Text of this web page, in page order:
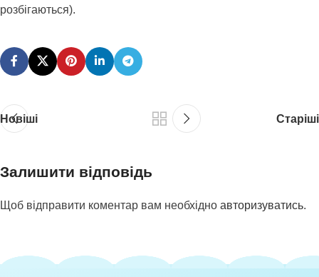
розбігаються).
Новіші Старіші
Залишити відповідь
Щоб відправити коментар вам необхідно авторизуватись.